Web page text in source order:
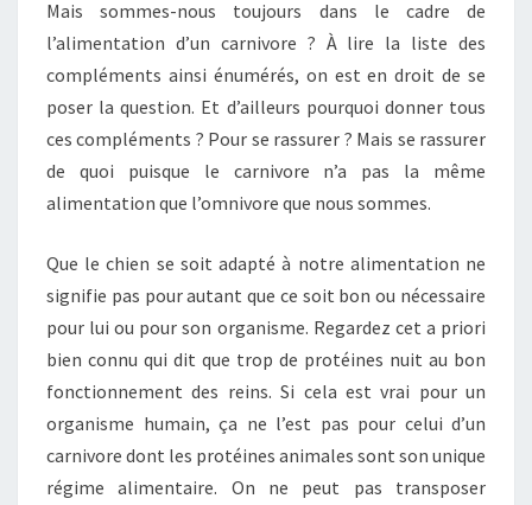
Mais sommes-nous toujours dans le cadre de
l’alimentation d’un carnivore ? À lire la liste des
compléments ainsi énumérés, on est en droit de se
poser la question. Et d’ailleurs pourquoi donner tous
ces compléments ? Pour se rassurer ? Mais se rassurer
de quoi puisque le carnivore n’a pas la même
alimentation que l’omnivore que nous sommes.
Que le chien se soit adapté à notre alimentation ne
signifie pas pour autant que ce soit bon ou nécessaire
pour lui ou pour son organisme. Regardez cet a priori
bien connu qui dit que trop de protéines nuit au bon
fonctionnement des reins. Si cela est vrai pour un
organisme humain, ça ne l’est pas pour celui d’un
carnivore dont les protéines animales sont son unique
régime alimentaire. On ne peut pas transposer